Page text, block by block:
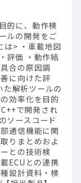
的に、動作検
ルの開発をご
は> ・車載地図
評価 ・動作結
合の原因調
に向けた評
解析ツールの
効率化を目的
で開発され
ソースコード
通信機能に関
りまとめおよ
との技術検
ECUとの連携
設計資料・検